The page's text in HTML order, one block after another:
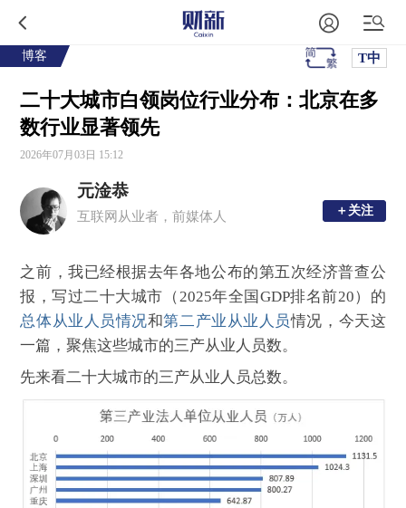
博客 T中
二十大城市白领岗位行业分布：北京在多
数行业显著领先
2026年07月03日 15:12
元淦恭
互联网从业者，前媒体人 ＋关注
＋关注
之前，我已经根据去年各地公布的第五次经济普查公
报，写过二十大城市（2025年全国GDP排名前20）的
总体从业人员情况和第二产业从业人员情况，今天这
一篇，聚焦这些城市的三产从业人员数。
先来看二十大城市的三产从业人员总数。